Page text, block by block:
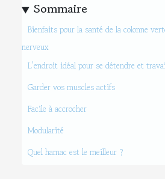
Sommaire
Bienfaits pour la santé de la colonne
nerveux
L'endroit idéal pour se détendre et
Garder vos muscles actifs
Facile à accrocher
Modularité
Quel hamac est le meilleur ?